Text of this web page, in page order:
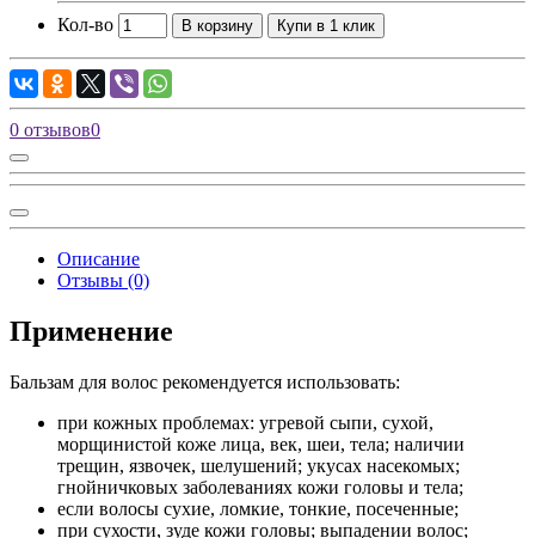
Кол-во В корзину Купи в 1 клик
0 отзывов0
Описание
Отзывы (0)
Применение
Бальзам для волос рекомендуется использовать:
при кожных проблемах: угревой сыпи, сухой,
морщинистой коже лица, век, шеи, тела; наличии
трещин, язвочек, шелушений; укусах насекомых;
гнойничковых заболеваниях кожи головы и тела;
если волосы сухие, ломкие, тонкие, посеченные;
при сухости, зуде кожи головы; выпадении волос;